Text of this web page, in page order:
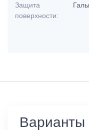
Защита
поверхности:
Варианты